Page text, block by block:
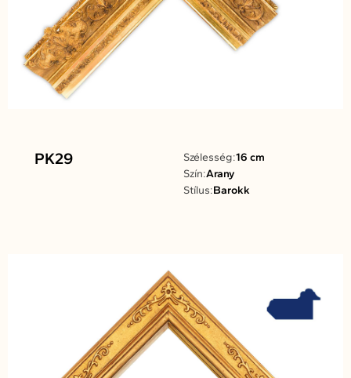
PK29 Szélesség:16 cm
Szín:Arany
Stílus:Barokk